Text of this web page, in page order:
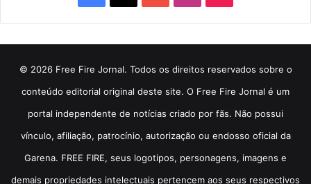
© 2026 Free Fire Jornal. Todos os direitos reservados sobre o
conteúdo editorial original deste site. O Free Fire Jornal é um
portal independente de notícias criado por fãs. Não possui
vínculo, afiliação, patrocínio, autorização ou endosso oficial da
Garena. FREE FIRE, seus logotipos, personagens, imagens e
demais propriedades intelectuais pertencem aos seus respectivos